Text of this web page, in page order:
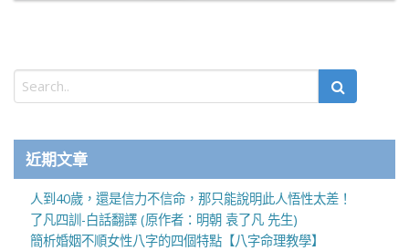
近期文章
人到40歲，還是信力不信命，那只能說明此人悟性太差！
了凡四訓-白話翻譯 (原作者：明朝 袁了凡 先生)
簡析婚姻不順女性八字的四個特點【八字命理教學】